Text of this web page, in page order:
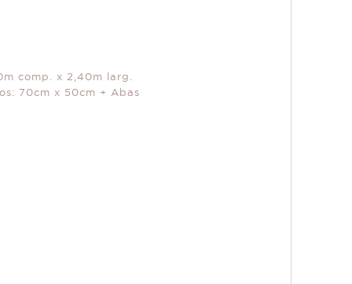
comp. x 2,40m larg.
70cm x 50cm + Abas